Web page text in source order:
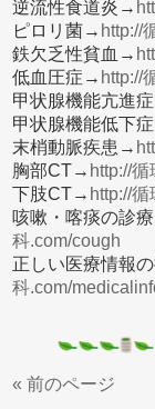
逆流性食道炎→
ピロリ菌→ http://
鉄欠乏性貧血→
低血圧症→ http://
甲状腺機能亢進
甲状腺機能低下
末梢動脈疾患→
胸部CT→ http://
下肢CT→ http://
咳嗽・喀痰の診
科.com/cough
正しい医療情報
科.com/
« 前のページ